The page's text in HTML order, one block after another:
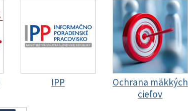
IPP
Ochrana mäkkých
cieľov